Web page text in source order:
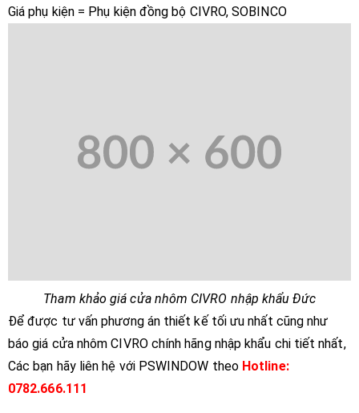
Giá phụ kiện = Phụ kiện đồng bộ CIVRO, SOBINCO
Tham khảo giá cửa nhôm CIVRO nhập khẩu Đức
Để được tư vấn phương án thiết kế tối ưu nhất cũng như
báo giá cửa nhôm CIVRO chính hãng nhập khẩu chi tiết nhất,
Các bạn hãy liên hệ với PSWINDOW theo Hotline:
0782.666.111